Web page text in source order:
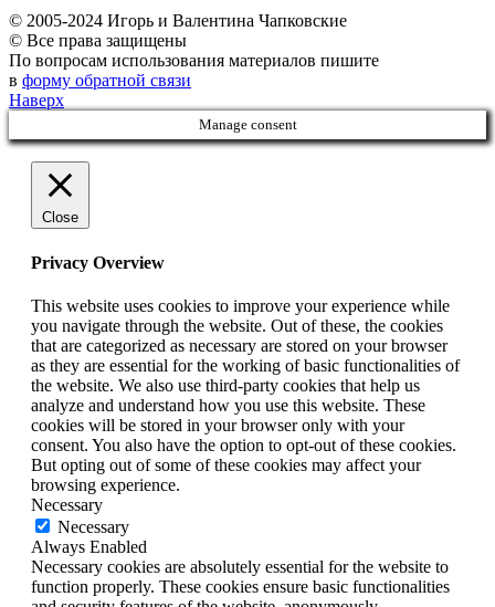
© 2005-2024 Игорь и Валентина Чапковские
© Все права защищены
По вопросам использования материалов пишите
в форму обратной связи
Наверх
Manage consent
Close
Privacy Overview
This website uses cookies to improve your experience while
you navigate through the website. Out of these, the cookies
that are categorized as necessary are stored on your browser
as they are essential for the working of basic functionalities of
the website. We also use third-party cookies that help us
analyze and understand how you use this website. These
cookies will be stored in your browser only with your
consent. You also have the option to opt-out of these cookies.
But opting out of some of these cookies may affect your
browsing experience.
Necessary
Necessary
Always Enabled
Necessary cookies are absolutely essential for the website to
function properly. These cookies ensure basic functionalities